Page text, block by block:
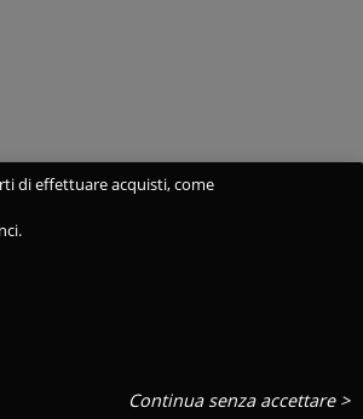
di effettuare acquisti, come
Continua senza accettare >